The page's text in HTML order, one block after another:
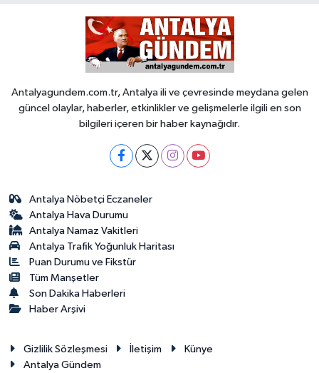
Antalyagundem.com.tr, Antalya ili ve çevresinde meydana gelen
güncel olaylar, haberler, etkinlikler ve gelişmelerle ilgili en son
bilgileri içeren bir haber kaynağıdır.
Antalya Nöbetçi Eczaneler
Antalya Hava Durumu
Antalya Namaz Vakitleri
Antalya Trafik Yoğunluk Haritası
Puan Durumu ve Fikstür
Tüm Manşetler
Son Dakika Haberleri
Haber Arşivi
Gizlilik Sözleşmesi İletişim
Künye
Antalya Gündem